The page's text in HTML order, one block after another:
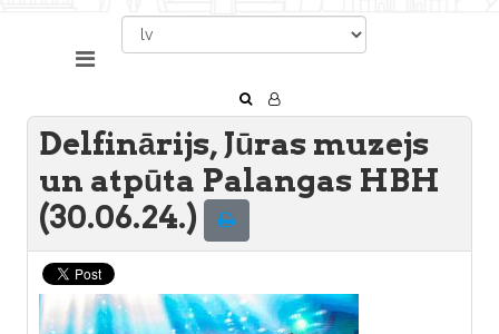
Delfinārijs, Jūras muzejs
un atpūta Palangas HBH
(30.06.24.)